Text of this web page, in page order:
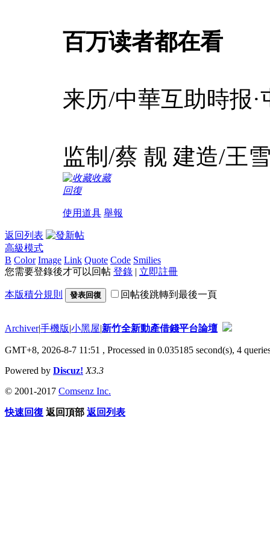
百万读者都在看
来历/中華互助時报·
监制/蔡 靓 建造/王
收藏
回復
使用道具 舉報
返回列表
高級模式
B Color Image Link Quote Code Smilies
您需要登錄後才可以回帖 登錄 | 立即註冊
本版積分規則 發表回復 回帖後跳轉到最後一頁
Archiver|手機版|小黑屋|新竹全新動產借錢平台論壇
GMT+8, 2026-8-7 11:51 , Processed in 0.035185 second(s), 4
Powered by Discuz! X3.3
© 2001-2017 Comsenz Inc.
快速回復 返回頂部 返回列表